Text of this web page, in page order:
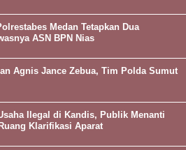
Medan Tetapkan Dua
ASN BPN Nias
Agnis Jance Zebua, Tim Polda Sumut
Ilegal di Kandis, Publik Menanti
Klarifikasi Aparat